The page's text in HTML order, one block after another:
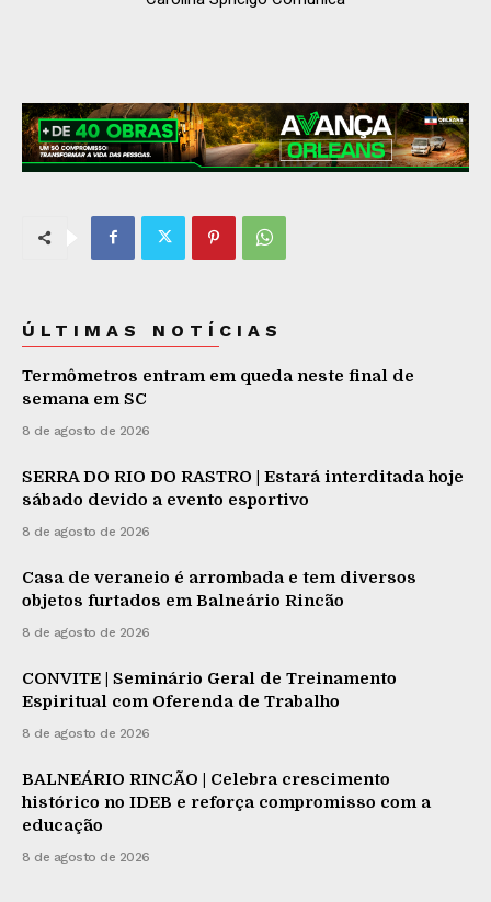
ÚLTIMAS NOTÍCIAS
Termômetros entram em queda neste final de
semana em SC
8 de agosto de 2026
SERRA DO RIO DO RASTRO | Estará interditada hoje
sábado devido a evento esportivo
8 de agosto de 2026
Casa de veraneio é arrombada e tem diversos
objetos furtados em Balneário Rincão
8 de agosto de 2026
CONVITE | Seminário Geral de Treinamento
Espiritual com Oferenda de Trabalho
8 de agosto de 2026
BALNEÁRIO RINCÃO | Celebra crescimento
histórico no IDEB e reforça compromisso com a
educação
8 de agosto de 2026